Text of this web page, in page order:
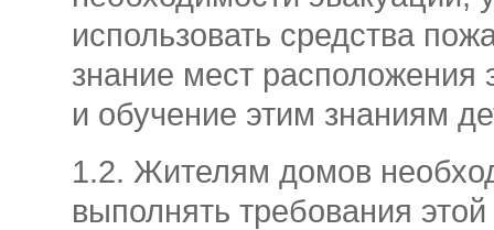
использовать средства
знание мест расположения
и обучение этим знаниям
1.2. Жителям домов
выполнять требования